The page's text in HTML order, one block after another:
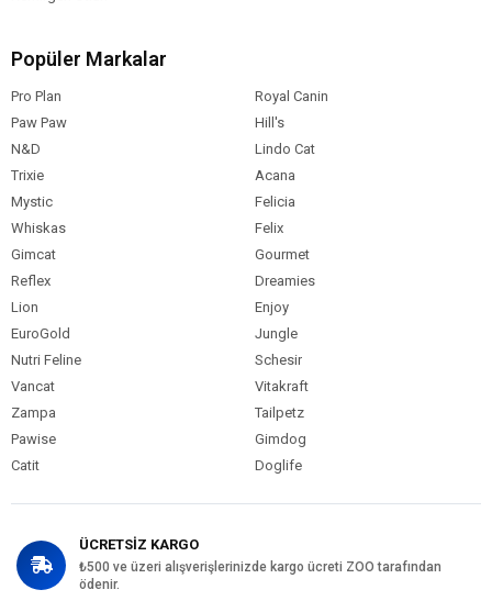
Popüler Markalar
Pro Plan
Royal Canin
Paw Paw
Hill's
N&D
Lindo Cat
Trixie
Acana
Mystic
Felicia
Whiskas
Felix
Gimcat
Gourmet
Reflex
Dreamies
Lion
Enjoy
EuroGold
Jungle
Nutri Feline
Schesir
Vancat
Vitakraft
Zampa
Tailpetz
Pawise
Gimdog
Catit
Doglife
ÜCRETSİZ KARGO
₺500 ve üzeri alışverişlerinizde kargo ücreti ZOO tarafından
ödenir.